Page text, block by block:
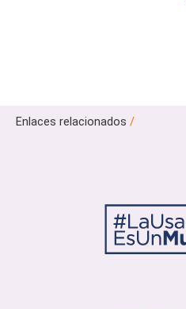
Enlaces relacionados /